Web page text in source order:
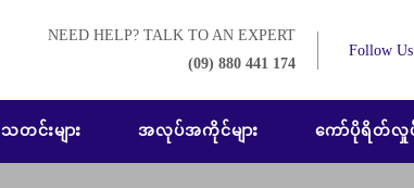
NEED HELP? TALK TO AN EXPERT
(09) 880 441 174
Follow
သတင်းများ အလုပ်အကိုင်များ ကော်ပိုရိတ်လှုပ်ရှ